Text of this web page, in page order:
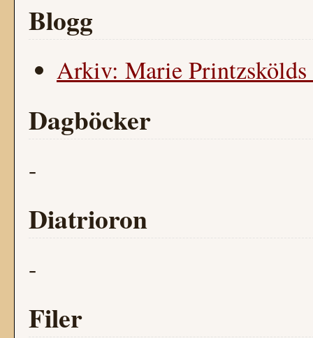
Blogg
Arkiv: Marie
Dagböcker
-
Diatrioron
-
Filer